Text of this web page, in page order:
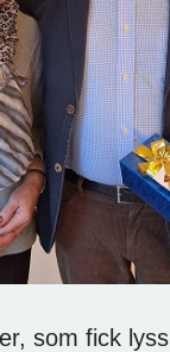
som fick